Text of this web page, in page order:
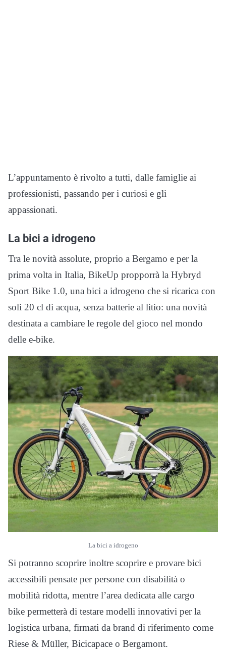
L’appuntamento è rivolto a tutti, dalle famiglie ai
professionisti, passando per i curiosi e gli
appassionati.
La bici a idrogeno
Tra le novità assolute, proprio a Bergamo e per la
prima volta in Italia, BikeUp propporrà la Hybryd
Sport Bike 1.0, una bici a idrogeno che si ricarica con
soli 20 cl di acqua, senza batterie al litio: una novità
destinata a cambiare le regole del gioco nel mondo
delle e-bike.
La bici a idrogeno
Si potranno scoprire inoltre scoprire e provare bici
accessibili pensate per persone con disabilità o
mobilità ridotta, mentre l’area dedicata alle cargo
bike permetterà di testare modelli innovativi per la
logistica urbana, firmati da brand di riferimento come
Riese & Müller, Bicicapace o Bergamont.